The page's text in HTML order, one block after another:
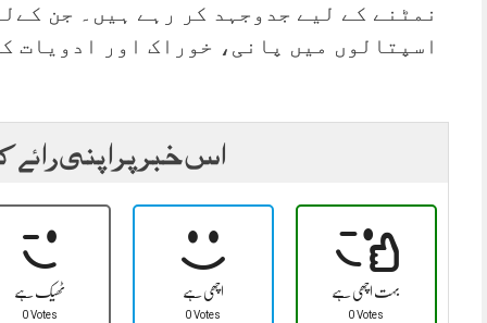
نمٹنے کے لیے جدوجہد کر رہے ہیں۔ جن
اسپتالوں میں پانی، خوراک اور ادویات
اس خبر پر اپنی رائے
ٹھیک ہے
0 Votes
اچھی ہے
0 Votes
بہت اچھی ہے
0 Votes